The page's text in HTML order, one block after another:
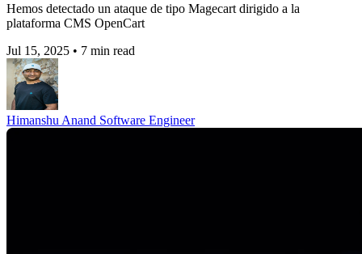
Hemos detectado un ataque de tipo Magecart dirigido a la
plataforma CMS OpenCart
Jul 15, 2025 • 7 min read
Himanshu Anand Software Engineer